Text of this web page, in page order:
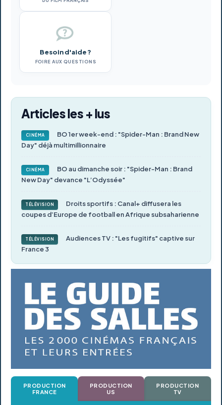
Besoin d'aide ?
FOIRE AUX QUESTIONS
Articles les + lus
CINÉMA
BO 1er week-end : "Spider-Man : Brand New
Day" déjà multimillionnaire
CINÉMA
BO au dimanche soir : "Spider-Man : Brand
New Day" devance "L’Odyssée"
TÉLÉVISION
Droits sportifs : Canal+ diffusera les
coupes d’Europe de football en Afrique subsaharienne
TÉLÉVISION
Audiences TV : "Les fugitifs" captive sur
France 3
PRODUCTION
FRANCE
PRODUCTION
US
PRODUCTION
TV